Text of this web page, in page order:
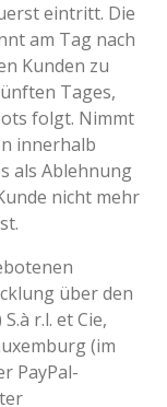
eintritt. Die
am Tag nach
Kunden zu
Tages,
folgt. Nimmt
innerhalb
als Ablehnung
nicht mehr
über den
r.l. et Cie,
(im
PayPal-